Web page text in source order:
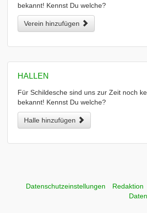
bekannt! Kennst Du welche?
Verein hinzufügen
HALLEN
Für Schildesche sind uns zur Zeit noch
bekannt! Kennst Du welche?
Halle hinzufügen
Datenschutzeinstellungen Redaktion